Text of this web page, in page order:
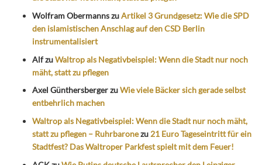
Wolfram ObermannszuArtikel 3 Grundgesetz: Wie die SPD
den islamistischen Anschlag auf den CSD Berlin
instrumentalisiert
AlfzuWaltrop als Negativbeispiel: Wenn die Stadt nur noch
mäht, statt zu pflegen
Axel GünthersbergerzuWie viele Bäcker sich gerade selbst
entbehrlich machen
Waltrop als Negativbeispiel: Wenn die Stadt nur noch mäht,
statt zu pflegen – Ruhrbaronezu 21 Euro Tageseintritt für ein
Stadtfest? Das Waltroper Parkfest spielt mit dem Feuer!